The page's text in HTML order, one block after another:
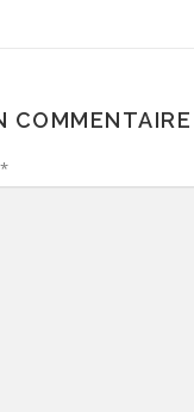
COMMENTAIRE
*